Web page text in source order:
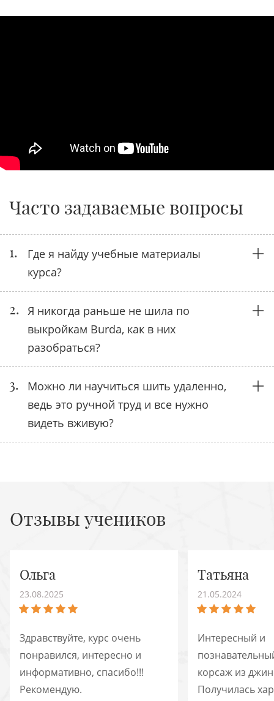
Часто задаваемые вопросы
1.
Где я найду учебные материалы
курса?
2.
Я никогда раньше не шила по
выкройкам Burda, как в них
разобраться?
3.
Можно ли научиться шить удаленно,
ведь это ручной труд и все нужно
видеть вживую?
Отзывы учеников
Ольга
23.08.2025
Здравствуйте, курс очень
понравился, интересно и
информативно, спасибо!!!
Рекомендую.
Татьяна
21.05.2024
Интересный и
корсаж из
Получилась